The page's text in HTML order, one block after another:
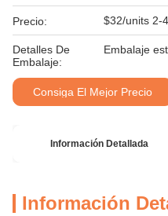
Precio: $32/units 2-
Detalles De
Embalaje:
Embalaje
Consiga El Mejor Precio
Información Detallada
Información